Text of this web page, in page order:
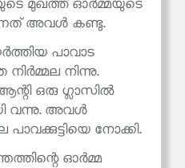
മുഖത്ത് ഓർമ്മയുടെ
അവൾ കണ്ടു.
പാവാട
നിർമ്മല നിന്നു.
ഒരു ഗ്ലാസിൽ
വന്നു. അവൾ
പാവക്കുട്ടിയെ നോക്കി.
ഓർമ്മ